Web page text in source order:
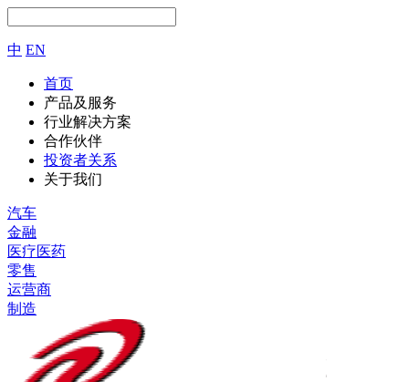
中 EN
首页
产品及服务
行业解决方案
合作伙伴
投资者关系
关于我们
汽车
金融
医疗医药
零售
运营商
制造